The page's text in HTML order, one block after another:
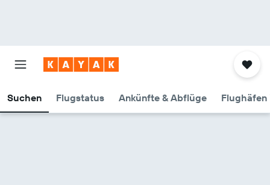
Suchen Flugstatus Ankünfte & Abflüge Flughäfen